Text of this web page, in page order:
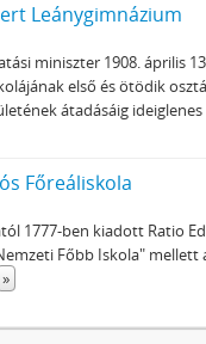
Leánygimnázium
miniszter 1908. április
első és ötödik
átadásáig ideiglenes
Főreáliskola
1777-ben kiadott Ratio
Főbb Iskola" mellett
»